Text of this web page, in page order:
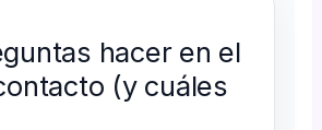
hacer en el
(y cuáles